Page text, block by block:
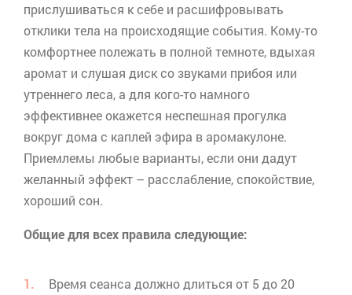
прислушиваться к себе и расшифровывать
отклики тела на происходящие события. Кому-то
комфортнее полежать в полной темноте, вдыхая
аромат и слушая диск со звуками прибоя или
утреннего леса, а для кого-то намного
эффективнее окажется неспешная прогулка
вокруг дома с каплей эфира в аромакулоне.
Приемлемы любые варианты, если они дадут
желанный эффект – расслабление, спокойствие,
хороший сон.
Общие для всех правила следующие:
Время сеанса должно длиться от 5 до 20